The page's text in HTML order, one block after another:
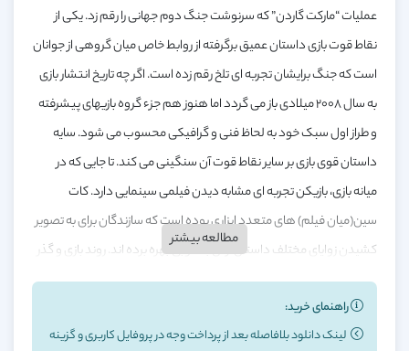
عملیات “مارکت گاردن” که سرنوشت جنگ دوم جهانی را رقم زد. یکی از
نقاط قوت بازی داستان عمیق برگرفته از روابط خاص میان گروهی از جوانان
است که جنگ برایشان تجربه ای تلخ رقم زده است. اگر چه تاریخ انتشار بازی
به سال ۲۰۰۸ میلادی باز می گردد اما هنوز هم جزء گروه بازیهای پیشرفته
و طراز اول سبک خود به لحاظ فنی و گرافیکی محسوب می شود. سایه
داستان قوی بازی بر سایر نقاط قوت آن سنگینی می کند. تا جایی که در
میانه بازی، بازیکن تجربه ای مشابه دیدن فیلمی سینمایی دارد. کات
سین(میان فیلم) های متعدد ابزاری بوده است که سازندگان برای به تصویر
کشیدن زوایای مختلف داستان از آن به خوبی بهره برده اند. روند بازی و گذر
از مراحل به گونه ای طراحی شده است که بازیکن هم می تواند به تنهایی و
یک تنه مراحل را پشت سر بگذارد و هم بصورت تیمی و با رهبری دو جوخه از
سربازان.
مطالعه بیشتر
راهنمای خرید:
لینک دانلود بلافاصله بعد از پرداخت وجه در پروفایل کاربری و گزینه